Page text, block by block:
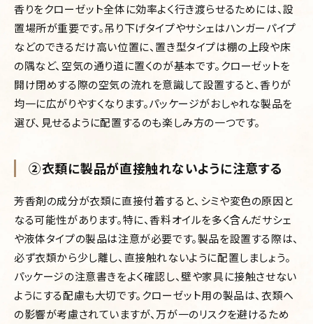
香りをクローゼット全体に効率よく行き渡らせるためには、設
置場所が重要です。吊り下げタイプやサシェはハンガーパイプ
などのできるだけ高い位置に、置き型タイプは棚の上段や床
の隅など、空気の通り道に置くのが基本です。クローゼットを
開け閉めする際の空気の流れを意識して設置すると、香りが
均一に広がりやすくなります。パッケージがおしゃれな製品を
選び、見せるように配置するのも楽しみ方の一つです。
②衣類に製品が直接触れないように注意する
芳香剤の成分が衣類に直接付着すると、シミや変色の原因と
なる可能性があります。特に、香料オイルを多く含んだサシェ
や液体タイプの製品は注意が必要です。製品を設置する際は、
必ず衣類から少し離し、直接触れないように配置しましょう。
パッケージの注意書きをよく確認し、壁や家具に接触させない
ようにする配慮も大切です。クローゼット用の製品は、衣類へ
の影響が考慮されていますが、万が一のリスクを避けるため